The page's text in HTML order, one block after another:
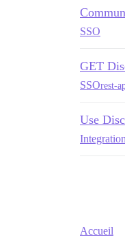
SSO
GET
SSOrest-
Use
Accueil